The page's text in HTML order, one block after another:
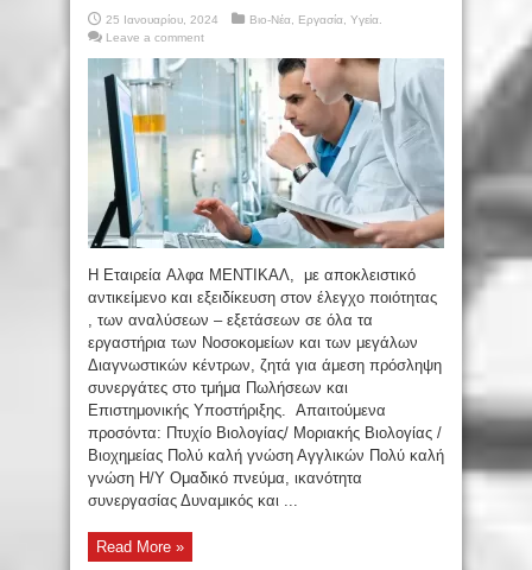
25 Ιανουαρίου, 2024 Βιο-Νέα Εργασία Υγεία.
Leave a comment
H Εταιρεία Aλφα ΜΕΝΤΙΚΑΛ, με αποκλειστικό
αντικείμενο και εξειδίκευση στον έλεγχο ποιότητας
, των αναλύσεων – εξετάσεων σε όλα τα
εργαστήρια των Νοσοκομείων και των μεγάλων
Διαγνωστικών κέντρων, ζητά για άμεση πρόσληψη
συνεργάτες στο τμήμα Πωλήσεων και
Επιστημονικής Υποστήριξης. Απαιτούμενα
προσόντα: Πτυχίο Βιολογίας/ Μοριακής Βιολογίας /
Βιοχημείας Πολύ καλή γνώση Αγγλικών Πολύ καλή
γνώση Η/Υ Ομαδικό πνεύμα, ικανότητα
συνεργασίας Δυναμικός και ...
Read More »